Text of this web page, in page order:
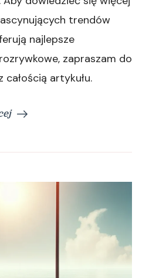
trendów
najlepsze
zapraszam do
całością artykułu.